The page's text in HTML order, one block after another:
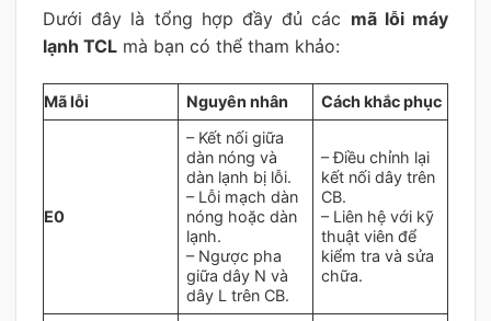
Dưới đây là tổng hợp đầy đủ các mã lỗi máy
lạnh TCL mà bạn có thể tham khảo:
Mã lỗi Nguyên nhân Cách khắc phục
E0
– Kết nối giữa
dàn nóng và
dàn lạnh bị lỗi.
– Lỗi mạch dàn
nóng hoặc dàn
lạnh.
– Ngược pha
giữa dây N và
dây L trên CB.
– Điều chỉnh lại
kết nối dây trên
CB.
– Liên hệ với kỹ
thuật viên để
kiểm tra và sửa
chữa.